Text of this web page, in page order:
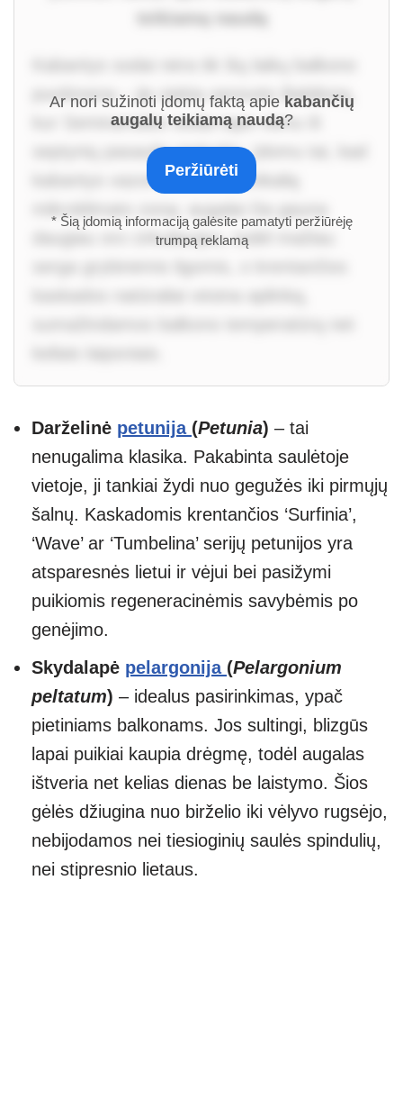
teikiamą naudą
puošmena – jie siekia senovės Babiloną,
kur Semiramidės sodai tapo vienu iš
septynių pasaulio stebuklų. Įdomu tai, kad
kabantys vazonai sukuria unikalią
mikroklimato zoną: augalai čia gauna
daugiau oro cirkuliacijos, todėl mažiau
Ar nori sužinoti įdomų faktą apie kabančių
augalų teikiamą naudą?
Peržiūrėti
* Šią įdomią informaciją galėsite pamatyti peržiūrėję
trumpą reklamą
Darželinė petunija (Petunia) – tai
nenugalima klasika. Pakabinta saulėtoje
vietoje, ji tankiai žydi nuo gegužės iki pirmųjų
šalnų. Kaskadomis krentančios ‘Surfinia’,
‘Wave’ ar ‘Tumbelina’ serijų petunijos yra
atsparesnės lietui ir vėjui bei pasižymi
puikiomis regeneracinėmis savybėmis po
genėjimo.
Skydalapė pelargonija (Pelargonium
peltatum) – idealus pasirinkimas, ypač
pietiniams balkonams. Jos sultingi, blizgūs
lapai puikiai kaupia drėgmę, todėl augalas
ištveria net kelias dienas be laistymo. Šios
gėlės džiugina nuo birželio iki vėlyvo rugsėjo,
nebijodamos nei tiesioginių saulės spindulių,
nei stipresnio lietaus.